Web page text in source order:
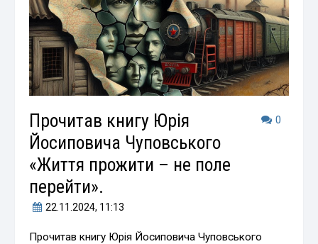
0
Прочитав книгу Юрія
Йосиповича Чуповського
«Життя прожити – не поле
перейти».
22.11.2024, 11:13
Прочитав книгу Юрія Йосиповича Чуповського